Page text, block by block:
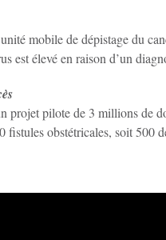
mobile de dépistage du
est élevé en raison d’un
projet pilote de 3 millions de
fistules obstétricales, soit